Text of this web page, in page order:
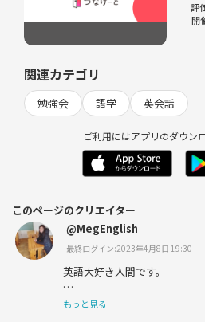
評
開
関連カテゴリ
勉強会 語学 英会話
ご利用にはアプリのダウン
このページのクリエイター
@MegEnglish
最終ログイン:2023年4月8日 19:30
英語大好き人間です。
アメリカ留学で全然話せず引
もっと見る